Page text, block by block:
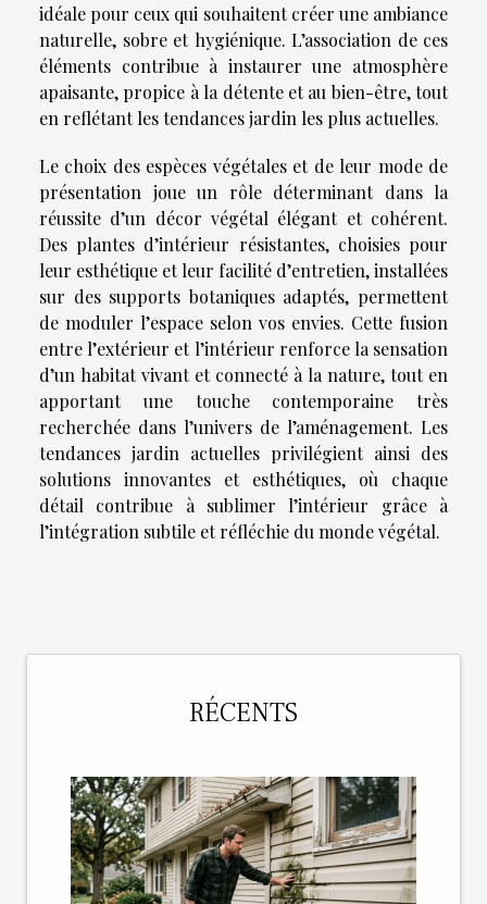
idéale pour ceux qui souhaitent créer une ambiance
naturelle, sobre et hygiénique. L’association de ces
éléments contribue à instaurer une atmosphère
apaisante, propice à la détente et au bien-être, tout
en reflétant les tendances jardin les plus actuelles.
Le choix des espèces végétales et de leur mode de
présentation joue un rôle déterminant dans la
réussite d’un décor végétal élégant et cohérent.
Des plantes d’intérieur résistantes, choisies pour
leur esthétique et leur facilité d’entretien, installées
sur des supports botaniques adaptés, permettent
de moduler l’espace selon vos envies. Cette fusion
entre l’extérieur et l’intérieur renforce la sensation
d’un habitat vivant et connecté à la nature, tout en
apportant une touche contemporaine très
recherchée dans l’univers de l’aménagement. Les
tendances jardin actuelles privilégient ainsi des
solutions innovantes et esthétiques, où chaque
détail contribue à sublimer l’intérieur grâce à
l’intégration subtile et réfléchie du monde végétal.
RÉCENTS